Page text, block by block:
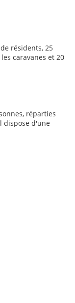
résidents, 25
caravanes et 20
réparties
dispose d'une